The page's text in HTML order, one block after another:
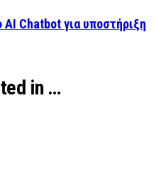
Chatbot για υποστήριξη
in …